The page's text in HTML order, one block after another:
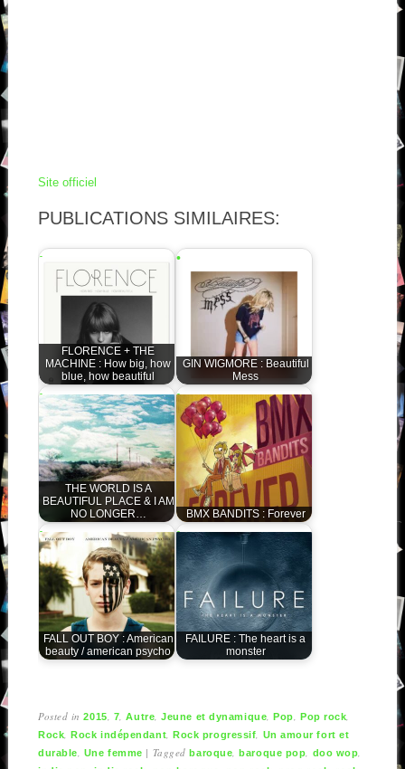
Site officiel
PUBLICATIONS SIMILAIRES:
FLORENCE + THE
MACHINE : How big, how
blue, how beautiful
GIN WIGMORE : Beautiful
Mess
THE WORLD IS A
BEAUTIFUL PLACE & I AM
NO LONGER…
BMX BANDITS : Forever
FALL OUT BOY : American
beauty / american psycho
FAILURE : The heart is a
monster
Posted in2015, 7,Autre,Jeune et dynamique,Pop,Pop rock,
Rock,Rock indépendant,Rock progressif, Un amour fort et
durable, Une femme | Taggedbaroque,baroque pop, doo wop,